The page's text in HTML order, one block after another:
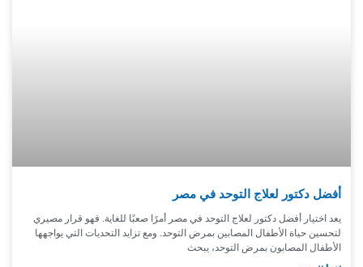
أفضل دكتور لعلاج التوحد في مصر
يعد اختيار أفضل دكتور لعلاج التوحد في مصر أمرًا صعبًا للغاية. فهو قرار مصيري
لتحسين حياة الأطفال المصابين بمرض التوحد. ومع تزايد التحديات التي يواجهها
الأطفال المصابون بمرض التوحد، يبحث